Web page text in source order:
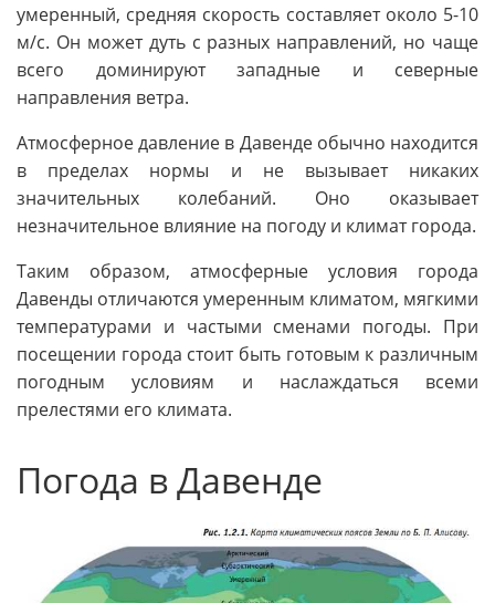
умеренный, средняя скорость составляет около 5-10
м/с. Он может дуть с разных направлений, но чаще
всего доминируют западные и северные
направления ветра.
Атмосферное давление в Давенде обычно находится
в пределах нормы и не вызывает никаких
значительных колебаний. Оно оказывает
незначительное влияние на погоду и климат города.
Таким образом, атмосферные условия города
Давенды отличаются умеренным климатом, мягкими
температурами и частыми сменами погоды. При
посещении города стоит быть готовым к различным
погодным условиям и наслаждаться всеми
прелестями его климата.
Погода в Давенде